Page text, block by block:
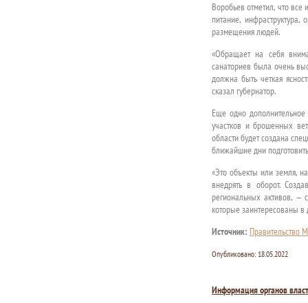
Воробьев отметил, что
питание, инфраструктура,
размещения людей.
«Обращает на себя
санаториев была очень
должна быть четкая
сказал губернатор.
Еще одно
участков и брошенных
области будет создана
ближайшие дни
«Это объекты или земля,
внедрять в оборот.
региональных активов,
которые заинтересованы
Источник: Правительство
Опубликовано: 18.05.2022
Информация органов